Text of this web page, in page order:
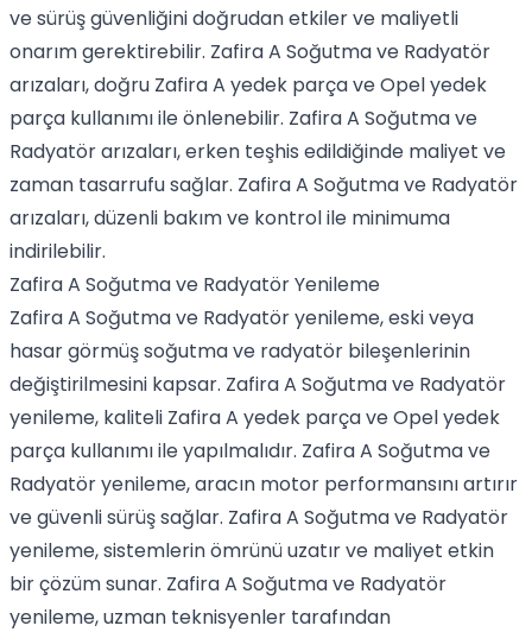
ve sürüş güvenliğini doğrudan etkiler ve maliyetli
onarım gerektirebilir. Zafira A Soğutma ve Radyatör
arızaları, doğru Zafira A yedek parça ve Opel yedek
parça kullanımı ile önlenebilir. Zafira A Soğutma ve
Radyatör arızaları, erken teşhis edildiğinde maliyet ve
zaman tasarrufu sağlar. Zafira A Soğutma ve Radyatör
arızaları, düzenli bakım ve kontrol ile minimuma
indirilebilir.
Zafira A Soğutma ve Radyatör Yenileme
Zafira A Soğutma ve Radyatör yenileme, eski veya
hasar görmüş soğutma ve radyatör bileşenlerinin
değiştirilmesini kapsar. Zafira A Soğutma ve Radyatör
yenileme, kaliteli Zafira A yedek parça ve Opel yedek
parça kullanımı ile yapılmalıdır. Zafira A Soğutma ve
Radyatör yenileme, aracın motor performansını artırır
ve güvenli sürüş sağlar. Zafira A Soğutma ve Radyatör
yenileme, sistemlerin ömrünü uzatır ve maliyet etkin
bir çözüm sunar. Zafira A Soğutma ve Radyatör
yenileme, uzman teknisyenler tarafından